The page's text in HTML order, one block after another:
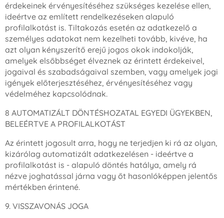
érdekeinek érvényesítéséhez szükséges kezelése ellen,
ideértve az említett rendelkezéseken alapuló
profilalkotást is. Tiltakozás esetén az adatkezelő a
személyes adatokat nem kezelheti tovább, kivéve, ha
azt olyan kényszerítő erejű jogos okok indokolják,
amelyek elsőbbséget élveznek az érintett érdekeivel,
jogaival és szabadságaival szemben, vagy amelyek jogi
igények előterjesztéséhez, érvényesítéséhez vagy
védelméhez kapcsolódnak.
8 AUTOMATIZÁLT DÖNTÉSHOZATAL EGYEDI ÜGYEKBEN,
BELEÉRTVE A PROFILALKOTÁST
Az érintett jogosult arra, hogy ne terjedjen ki rá az olyan,
kizárólag automatizált adatkezelésen - ideértve a
profilalkotást is - alapuló döntés hatálya, amely rá
nézve joghatással járna vagy őt hasonlóképpen jelentős
mértékben érintené.
9. VISSZAVONÁS JOGA